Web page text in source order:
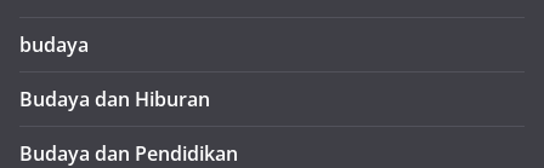
budaya
Budaya dan Hiburan
Budaya dan Pendidikan